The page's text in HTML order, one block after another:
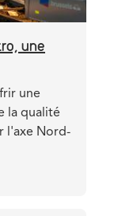
une
une
la qualité
l'axe Nord-